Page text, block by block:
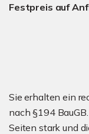
Festpreis auf
Sie erhalten ein
nach §194
Seiten stark und